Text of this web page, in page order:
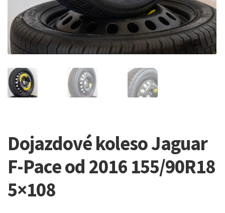
Dojazdové koleso Jaguar
F-Pace od 2016 155/90R18
5×108